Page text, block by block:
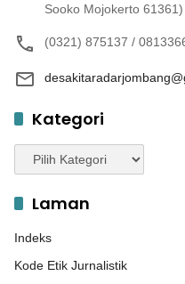
Sooko Mojokerto 61361)
(0321) 875137 /
Kategori
Kategori
Laman
Indeks
Kode Etik Jurnalistik